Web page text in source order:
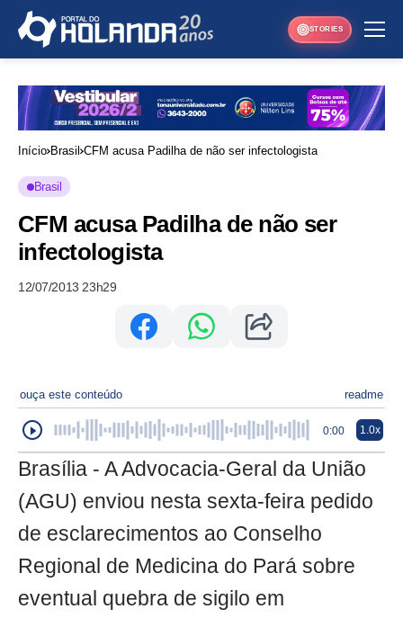
STORIES
Início Brasil CFM acusa Padilha de não ser infectologista
Brasil
CFM acusa Padilha de não ser
infectologista
12/07/2013 23h29
ouça este conteúdo readme
0:00 1.0x
Brasília - A Advocacia-Geral da União
(AGU) enviou nesta sexta-feira pedido
de esclarecimentos ao Conselho
Regional de Medicina do Pará sobre
eventual quebra de sigilo em